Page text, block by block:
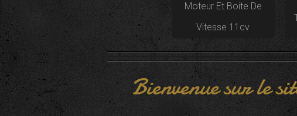
Moteur Et Boite De
Vitesse 11cv
Bienvenue sur le